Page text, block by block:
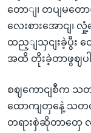
တောျ၊ တပျမတော
လေးစားအောငျ
ထည့ျသှငျးခဲ့ပွီး ထ
အထိ တိုးခဲ့တာဖွဈပ
စဈကောငျစီက သတ
ထောကျတှနေဲ့ သတ
တရားစှဲဆိုတာတှေ